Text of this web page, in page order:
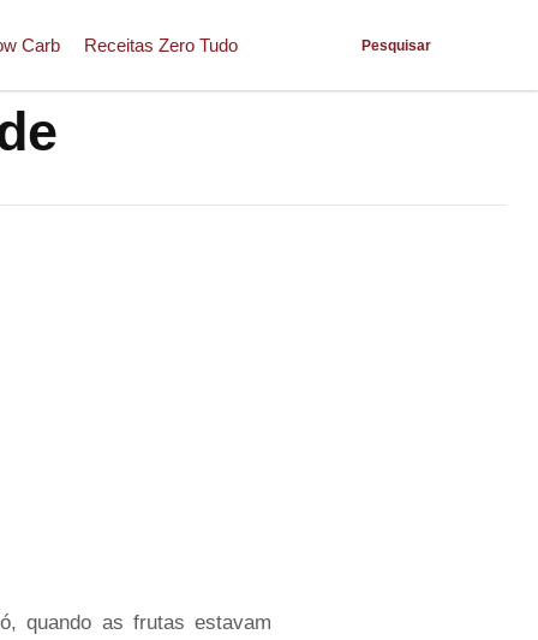
Carb Receitas Zero Tudo Pesquisar
quando as frutas estavam